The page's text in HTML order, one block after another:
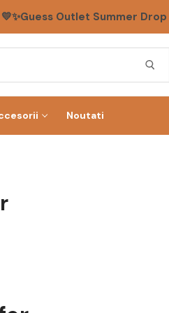
💛✨Guess Outlet Summer
Noutati